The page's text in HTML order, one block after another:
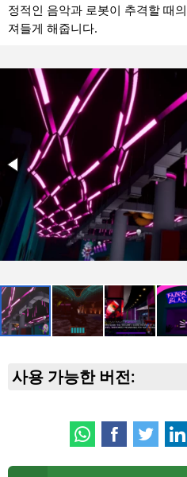
정적인 음악과 로봇이 추격할 때
져들게 해줍니다.
사용 가능한 버전: